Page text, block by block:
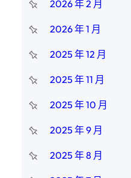
2026 年 2 月
2026 年 1 月
2025 年 12 月
2025 年 11 月
2025 年 10 月
2025 年 9 月
2025 年 8 月